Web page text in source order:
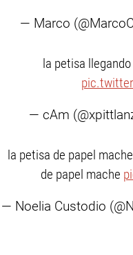
— Marco
la petisa
— cAm
la petisa de papel
de papel mache
— Noelia Custodio